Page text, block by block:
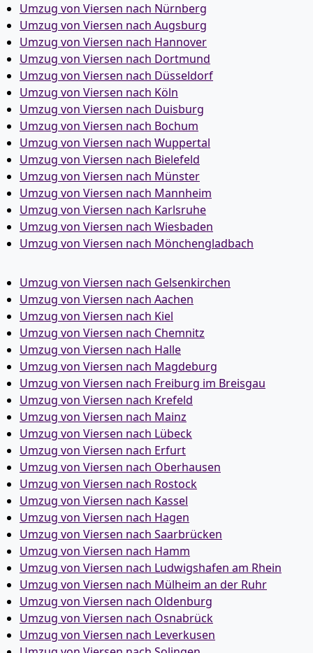
Umzug von Viersen nach Nürnberg
Umzug von Viersen nach Augsburg
Umzug von Viersen nach Hannover
Umzug von Viersen nach Dortmund
Umzug von Viersen nach Düsseldorf
Umzug von Viersen nach Köln
Umzug von Viersen nach Duisburg
Umzug von Viersen nach Bochum
Umzug von Viersen nach Wuppertal
Umzug von Viersen nach Bielefeld
Umzug von Viersen nach Münster
Umzug von Viersen nach Mannheim
Umzug von Viersen nach Karlsruhe
Umzug von Viersen nach Wiesbaden
Umzug von Viersen nach Mönchen­gladbach
Umzug von Viersen nach Gelsenkirchen
Umzug von Viersen nach Aachen
Umzug von Viersen nach Kiel
Umzug von Viersen nach Chemnitz
Umzug von Viersen nach Halle
Umzug von Viersen nach Magdeburg
Umzug von Viersen nach Freiburg im Breisgau
Umzug von Viersen nach Krefeld
Umzug von Viersen nach Mainz
Umzug von Viersen nach Lübeck
Umzug von Viersen nach Erfurt
Umzug von Viersen nach Oberhausen
Umzug von Viersen nach Rostock
Umzug von Viersen nach Kassel
Umzug von Viersen nach Hagen
Umzug von Viersen nach Saarbrücken
Umzug von Viersen nach Hamm
Umzug von Viersen nach Ludwigshafen am Rhein
Umzug von Viersen nach Mülheim an der Ruhr
Umzug von Viersen nach Oldenburg
Umzug von Viersen nach Osnabrück
Umzug von Viersen nach Leverkusen